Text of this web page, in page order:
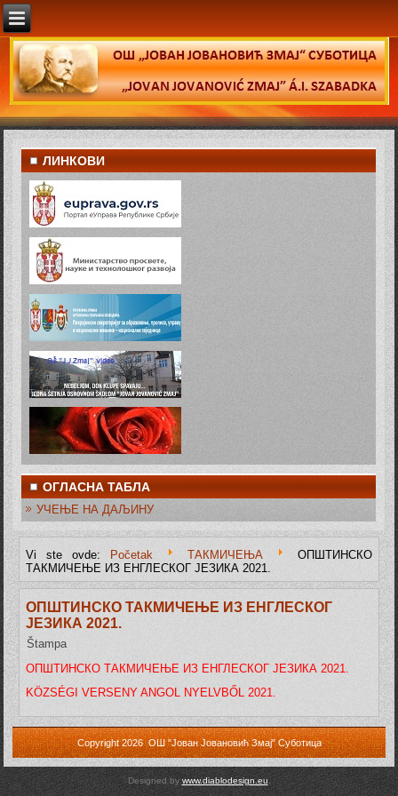
ЛИНКОВИ
ОГЛАСНА ТАБЛА
УЧЕЊЕ НА ДАЉИНУ
Vi ste ovde: Početak ТАКМИЧЕЊА
ОПШТИНСКО
ТАКМИЧЕЊЕ ИЗ ЕНГЛЕСКОГ ЈЕЗИКА 2021.
ОПШТИНСКО ТАКМИЧЕЊЕ ИЗ ЕНГЛЕСКОГ
ЈЕЗИКА 2021.
Štampa
ОПШТИНСКО ТАКМИЧЕЊЕ ИЗ ЕНГЛЕСКОГ ЈЕЗИКА 2021.
KÖZSÉGI VERSENY ANGOL NYELVBŐL 2021.
Copyright 2026 ОШ "Јован Јовановић Змај" Суботица
Designed bywww.diablodesign.eu.